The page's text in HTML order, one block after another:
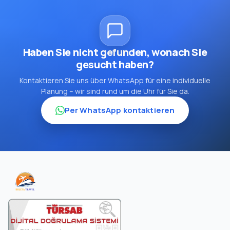
Haben Sie nicht gefunden, wonach Sie
gesucht haben?
Kontaktieren Sie uns über WhatsApp für eine individuelle
Planung – wir sind rund um die Uhr für Sie da.
Per WhatsApp kontaktieren